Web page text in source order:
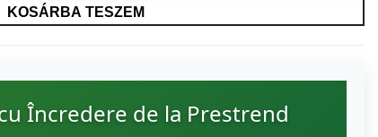
KOSÁRBA TESZEM
Încredere de la Prestrend